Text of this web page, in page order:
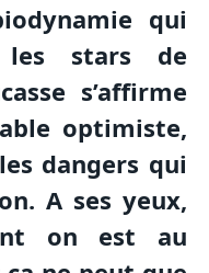
qui
stars de
s’affirme
optimiste,
dangers qui
A ses yeux,
on est au